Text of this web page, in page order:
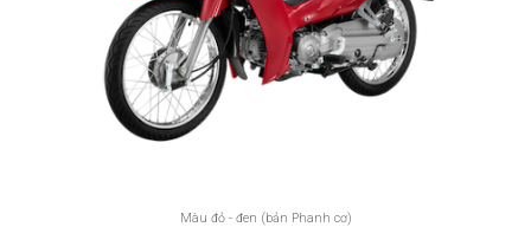
Màu đỏ - đen (bản Phanh cơ)